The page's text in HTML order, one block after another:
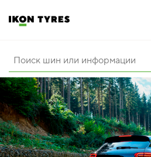
ШИНЫ
ИННОВАЦИИ
РАСШИРЕННАЯ